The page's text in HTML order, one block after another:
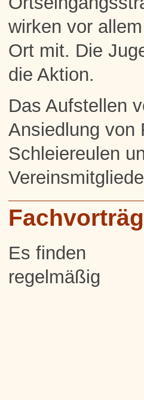
wirken vor
Ort mit. Die
die Aktion.
Das Aufstellen
Ansiedlung von
Schleiereulen
Es finden
regelmäßig